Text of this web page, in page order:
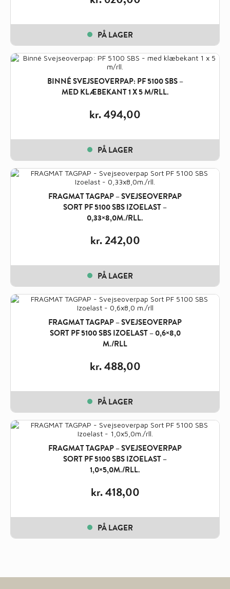
PÅ LAGER
BINNÉ SVEJSEOVERPAP: PF 5100 SBS –
MED KLÆBEKANT 1 X 5 M/RLL.
kr.494,00
PÅ LAGER
FRAGMAT TAGPAP – SVEJSEOVERPAP
SORT PF 5100 SBS IZOELAST –
0,33×8,0M./RLL.
kr.242,00
PÅ LAGER
FRAGMAT TAGPAP – SVEJSEOVERPAP
SORT PF 5100 SBS IZOELAST – 0,6×8,0
M./RLL
kr.488,00
PÅ LAGER
FRAGMAT TAGPAP – SVEJSEOVERPAP
SORT PF 5100 SBS IZOELAST –
1,0×5,0M./RLL.
kr.418,00
PÅ LAGER